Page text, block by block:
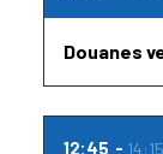
Douanes
12:45 14:15